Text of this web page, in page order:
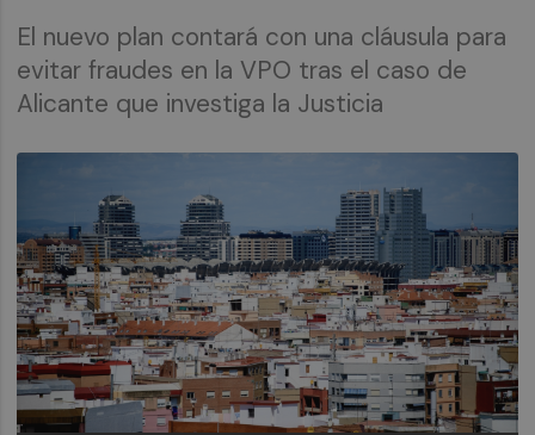
El nuevo plan contará con una cláusula para
evitar fraudes en la VPO tras el caso de
Alicante que investiga la Justicia